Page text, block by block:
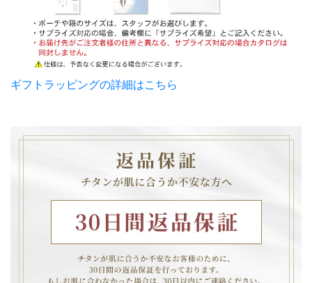
ギフトラッピングの詳細はこちら